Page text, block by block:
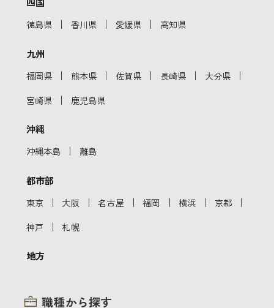
徳島県 ｜ 香川県 ｜ 愛媛県 ｜ 高知県
九州
福岡県 ｜ 熊本県 ｜ 佐賀県 ｜ 長崎県 ｜ 大分県 ｜
宮崎県 ｜ 鹿児島県
沖縄
沖縄本島 ｜ 離島
都市部
東京 ｜ 大阪 ｜ 名古屋 ｜ 福岡 ｜ 横浜 ｜ 京都 ｜
神戸 ｜ 札幌
地方
職種から探す